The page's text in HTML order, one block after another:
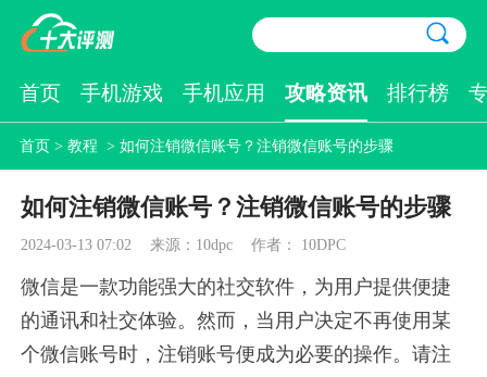
首页 手机游戏 手机应用 攻略资讯 排行榜
首页> 教程 > 如何注销微信账号？注销微信账号的步骤
如何注销微信账号？注销微信账号的步骤
2024-03-13 07:02 来源：10dpc 作者： 10DPC
微信是一款功能强大的社交软件，为用户提供便捷
的通讯和社交体验。然而，当用户决定不再使用某
个微信账号时，注销账号便成为必要的操作。请注